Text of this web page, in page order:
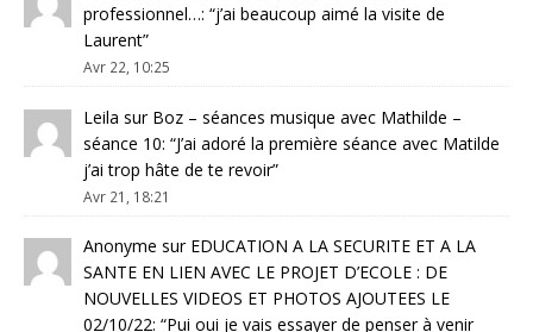
professionnel…: “j’ai beaucoup aimé la visite de
Laurent”
Avr 22, 10:25
Leila sur Boz – séances musique avec Mathilde –
séance 10: “J’ai adoré la première séance avec Matilde
j’ai trop hâte de te revoir”
Avr 21, 18:21
Anonyme sur EDUCATION A LA SECURITE ET A LA
SANTE EN LIEN AVEC LE PROJET D’ECOLE : DE
NOUVELLES VIDEOS ET PHOTOS AJOUTEES LE
02/10/22: “Pui oui je vais essayer de penser à venir